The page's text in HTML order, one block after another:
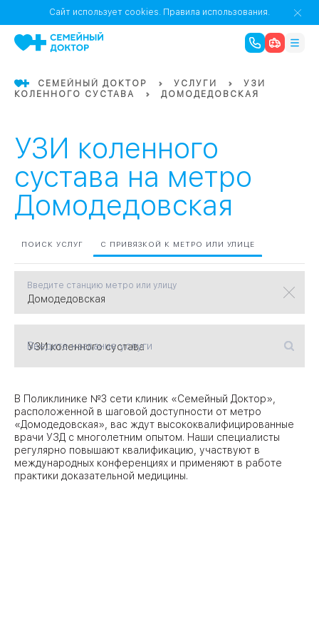
ЗАО
СЗАО 01
06
1 0
12
16
Бабушкинская
Теплый Стан Пражская
Академическая
Речной Вокзал
Академика
Сайт использует cookies. Правила использования.
СЕМЕЙНЫЙ ДОКТОР УСЛУГИ
УЗИ
КОЛЕННОГО СУСТАВА
ДОМОДЕДОВСКАЯ
УЗИ коленного
сустава на метро
Домодедовская
ПОИСК УСЛУГ С ПРИВЯЗКОЙ К МЕТРО ИЛИ УЛИЦЕ
Введите станцию метро или улицу
Введите название услуги
В Поликлинике №3 сети клиник «Семейный Доктор»,
расположенной в шаговой доступности от метро
«Домодедовская», вас ждут высококвалифицированные
врачи УЗД с многолетним опытом. Наши специалисты
регулярно повышают квалификацию, участвуют в
международных конференциях и применяют в работе
практики доказательной медицины.